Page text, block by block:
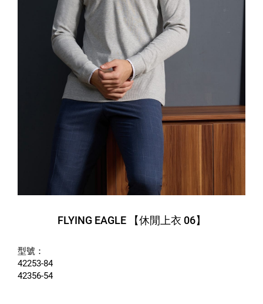
FLYING EAGLE 【休閒上衣 06】
型號：
42253-84
42356-54